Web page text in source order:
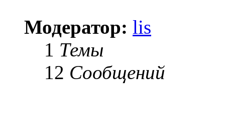
Модератор: lis
1 Темы
12 Сообщений